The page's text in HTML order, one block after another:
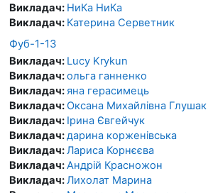
Викладач: НиКа НиКа
Викладач: Катерина Серветник
Фуб-1-13
Викладач: Lucy Krykun
Викладач:ольга ганненко
Викладач:яна герасимець
Викладач:Оксана Михайлівна Глушак
Викладач: Ірина Євгейчук
Викладач:дарина корженівська
Викладач:Лариса Корнєєва
Викладач:Андрій Красножон
Викладач:Лихолат Марина